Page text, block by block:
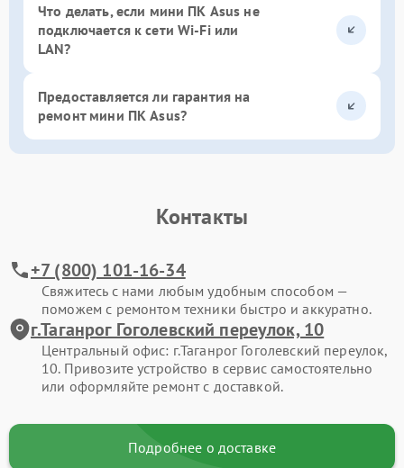
Что делать, если мини ПК Asus не
подключается к сети Wi-Fi или
LAN?
Предоставляется ли гарантия на
ремонт мини ПК Asus?
Контакты
+7 (800) 101-16-34
Свяжитесь с нами любым удобным способом —
поможем с ремонтом техники быстро и аккуратно.
г.Таганрог Гоголевский переулок, 10
Центральный офис: г.Таганрог Гоголевский переулок,
10. Привозите устройство в сервис самостоятельно
или оформляйте ремонт с доставкой.
Подробнее о доставке